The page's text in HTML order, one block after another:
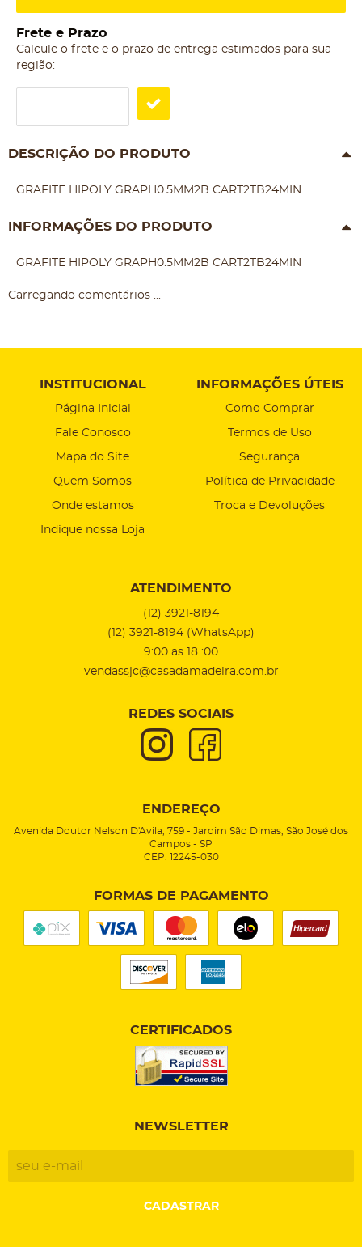
Frete e Prazo
Calcule o frete e o prazo de entrega estimados para sua
região:
DESCRIÇÃO DO PRODUTO
GRAFITE HIPOLY GRAPH0.5MM2B CART2TB24MIN
INFORMAÇÕES DO PRODUTO
GRAFITE HIPOLY GRAPH0.5MM2B CART2TB24MIN
Carregando comentários ...
INSTITUCIONAL
Página Inicial
Fale Conosco
Mapa do Site
Quem Somos
Onde estamos
Indique nossa Loja
INFORMAÇÕES ÚTEIS
Como Comprar
Termos de Uso
Segurança
Política de Privacidade
Troca e Devoluções
ATENDIMENTO
(12) 3921-8194
(12) 3921-8194 (WhatsApp)
9:00 as 18 :00
vendassjc@casadamadeira.com.br
REDES SOCIAIS
ENDEREÇO
Avenida Doutor Nelson D'Avila, 759 - Jardim São Dimas, São José dos
Campos - SP
CEP: 12245-030
FORMAS DE PAGAMENTO
CERTIFICADOS
NEWSLETTER
CADASTRAR